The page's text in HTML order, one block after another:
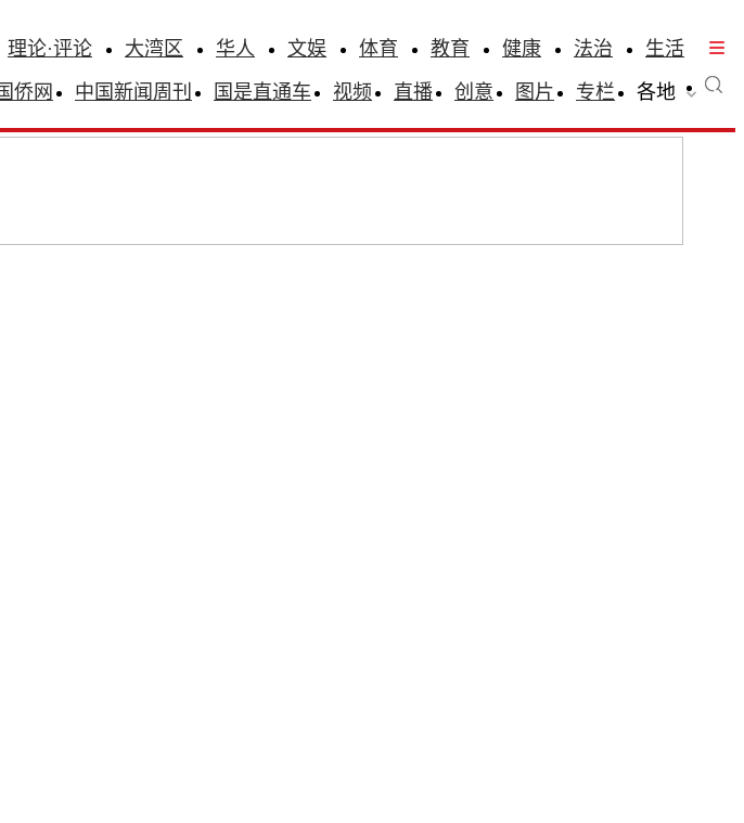
理论·评论 大湾区 华人 文娱 体育 教育 健康 法治
生活
侨网 中国新闻周刊 国是直通车 视频 直播 创意 图片 专栏 各地